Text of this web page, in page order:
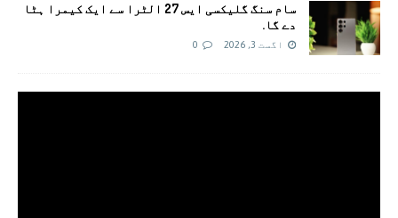
سام سنگ گلیکسی ایس 27 الٹرا سے ایک کیمرا ہٹا
دے گا.
اگست 3, 2026 0